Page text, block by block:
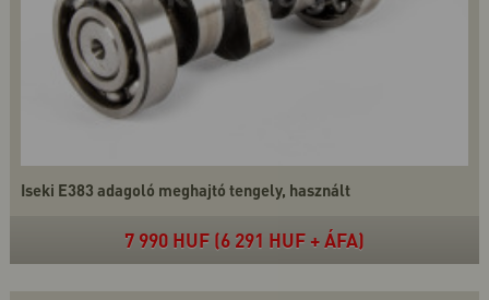
Iseki E383 adagoló meghajtó tengely, használt
7 990 HUF (6 291 HUF + ÁFA)